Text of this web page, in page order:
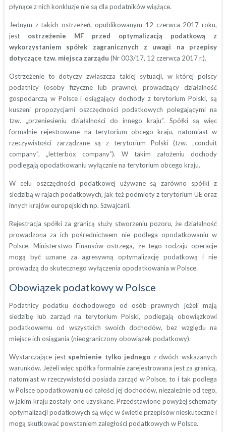
płynące z nich konkluzje nie są dla podatników wiążące.
Jednym z takich ostrzeżeń, opublikowanym 12 czerwca 2017 roku,
jest ostrzeżenie MF przed optymalizacją podatkową z
wykorzystaniem spółek zagranicznych z uwagi na przepisy
dotyczące tzw. miejsca zarządu (Nr 003/17, 12 czerwca 2017 r.).
Ostrzeżenie to dotyczy zwłaszcza takiej sytuacji, w której polscy
podatnicy (osoby fizyczne lub prawne), prowadzący działalność
gospodarczą w Polsce i osiągający dochody z terytorium Polski, są
kuszeni propozycjami oszczędności podatkowych polegającymi na
tzw. „przeniesieniu działalności do innego kraju”. Spółki są więc
formalnie rejestrowane na terytorium obcego kraju, natomiast w
rzeczywistości zarządzane są z terytorium Polski (tzw. „conduit
company”, „letterbox company”). W takim założeniu dochody
podlegają opodatkowaniu wyłącznie na terytorium obcego kraju.
W celu oszczędności podatkowej używane są zarówno spółki z
siedzibą w rajach podatkowych, jak też podmioty z terytorium UE oraz
innych krajów europejskich np. Szwajcarii.
Rejestracja spółki za granicą służy stworzeniu pozoru, że działalność
prowadzona za ich pośrednictwem nie podlega opodatkowaniu w
Polsce. Ministerstwo Finansów ostrzega, że tego rodzaju operacje
mogą być uznane za agresywną optymalizację podatkową i nie
prowadzą do skutecznego wyłączenia opodatkowania w Polsce.
Obowiązek podatkowy w Polsce
Podatnicy podatku dochodowego od osób prawnych jeżeli mają
siedzibę lub zarząd na terytorium Polski, podlegają obowiązkowi
podatkowemu od wszystkich swoich dochodów, bez względu na
miejsce ich osiągania (nieograniczony obowiązek podatkowy).
Wystarczające jestspełnienie tylko jednego z dwóch wskazanych
warunków. Jeżeli więc spółka formalnie zarejestrowana jest za granicą,
natomiast w rzeczywistości posiada zarząd w Polsce, to i tak podlega
w Polsce opodatkowaniu od całości jej dochodów, niezależnie od tego,
w jakim kraju zostały one uzyskane. Przedstawione powyżej schematy
optymalizacji podatkowych są więc w świetle przepisów nieskuteczne i
mogą skutkować powstaniem zaległości podatkowych w Polsce.